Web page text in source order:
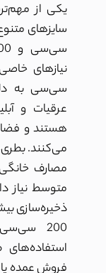
یکی از
سی‌سی به
عرقیات و
هستند و
مصارف
متوسط نیاز
ذخیره‌سازی
200